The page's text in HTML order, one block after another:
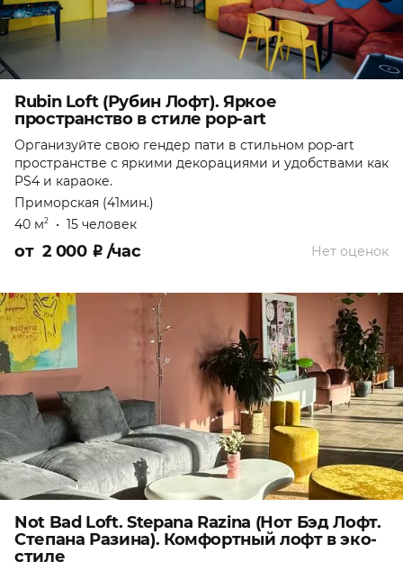
Rubin Loft (Рубин Лофт). Яркое
пространство в стиле pop-art
Организуйте свою гендер пати в стильном pop-art
пространстве с яркими декорациями и удобствами как
PS4 и караоке.
Приморская (41мин.)
40 м2 • 15 человек
Нет оценок
от 2 000 ₽ /час
Not Bad Loft. Stepana Razina (Нот Бэд Лофт.
Степана Разина). Комфортный лофт в эко-
стиле